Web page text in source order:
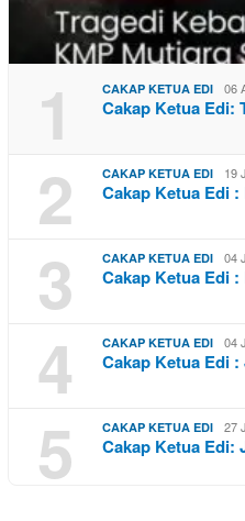
1 CAKAP KETUA EDI 06
Cakap Ketua Edi:
2 CAKAP KETUA EDI 19
Cakap Ketua Edi
3 CAKAP KETUA EDI 04
Cakap Ketua Edi
4 CAKAP KETUA EDI 04
Cakap Ketua Edi
5 CAKAP KETUA EDI 27
Cakap Ketua Edi: